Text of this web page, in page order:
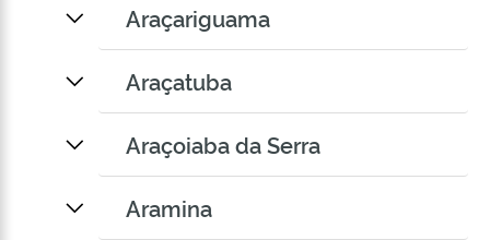
Araçariguama
Araçatuba
Araçoiaba da Serra
Aramina